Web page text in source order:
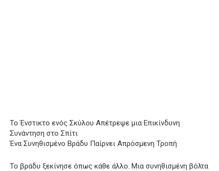
Το Ένστικτο ενός Σκύλου Απέτρεψε μια Επικίνδυνη
Συνάντηση στο Σπίτι
Ένα Συνηθισμένο Βράδυ Παίρνει Απρόσμενη Τροπή
Το βράδυ ξεκίνησε όπως κάθε άλλο. Μια συνηθισμένη βόλτα